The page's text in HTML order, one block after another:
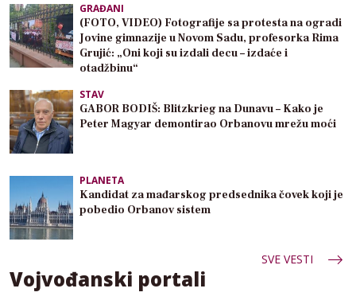
GRAĐANI
(FOTO, VIDEO) Fotografije sa protesta na ogradi
Jovine gimnazije u Novom Sadu, profesorka Rima
Grujić: „Oni koji su izdali decu – izdaće i
otadžbinu“
STAV
GABOR BODIŠ: Blitzkrieg na Dunavu – Kako je
Peter Magyar demontirao Orbanovu mrežu moći
PLANETA
Kandidat za mađarskog predsednika čovek koji je
pobedio Orbanov sistem
SVE VESTI
Vojvođanski portali